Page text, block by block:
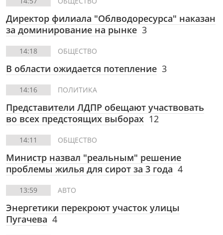
Директор филиала "Облводоресурса" наказан
за доминирование на рынке 3
14:18 ОБЩЕСТВО
В области ожидается потепление 3
14:16 ПОЛИТИКА
Представители ЛДПР обещают участвовать
во всех предстоящих выборах 12
14:11 ОБЩЕСТВО
Министр назвал "реальным" решение
проблемы жилья для сирот за 3 года 4
13:59 АВТО
Энергетики перекроют участок улицы
Пугачева 4